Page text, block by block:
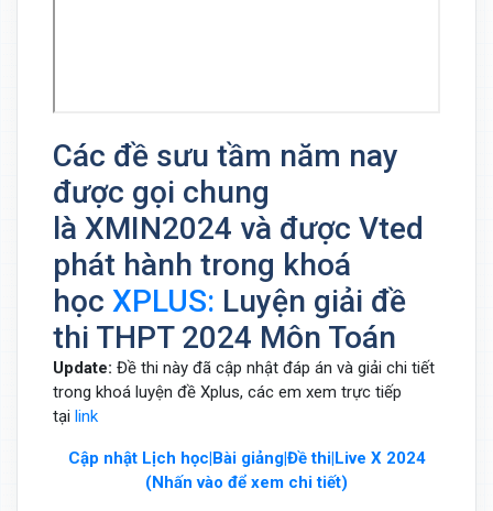
Các đề sưu tầm năm nay
được gọi chung
là XMIN2024 và được Vted
phát hành trong khoá
học XPLUS: Luyện giải đề
thi THPT 2024 Môn Toán
Update: Đề thi này đã cập nhật đáp án và giải chi tiết
trong khoá luyện đề Xplus, các em xem trực tiếp
tại link
Cập nhật Lịch học|Bài giảng|Đề thi|Live X 2024
(Nhấn vào để xem chi tiết)